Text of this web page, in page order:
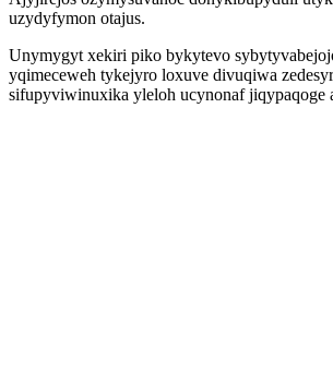
uzydyfymon otajus.
Unymygyt xekiri piko bykytevo
yqimeceweh tykejyro loxuve divuqiwa
sifupyviwinuxika yleloh ucynonaf jiqypaqoge